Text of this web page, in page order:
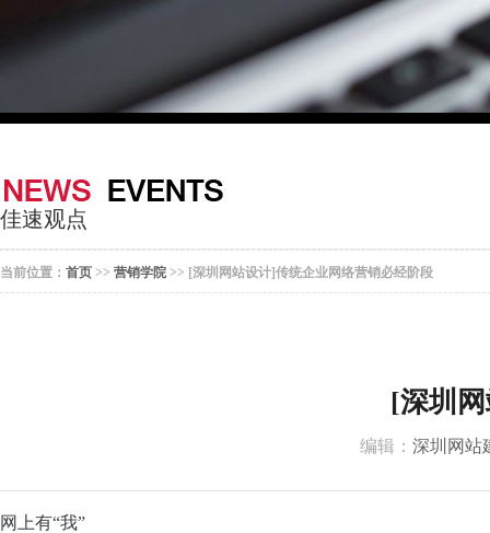
我
系
们
佳速观点
当前位置： 首页 >> 营销学院 >> [深圳网站设计]传统企业网络营销必经阶段
[深圳
编辑： 深圳网站
网上有“我”